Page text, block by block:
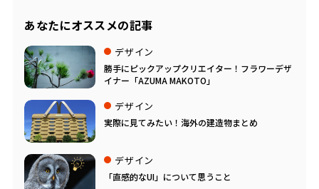
あなたにオススメの記事
デザイン
勝手にピックアップクリエイター！フラワーデザ
イナー「AZUMA MAKOTO」
デザイン
実際に見てみたい！海外の建造物まとめ
デザイン
「直感的なUI」について思うこと